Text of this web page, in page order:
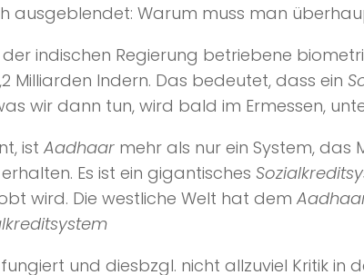
ausgeblendet: Warum muss man
indischen Regierung betriebene
Milliarden Indern. Das bedeutet, dass ein
wir dann tun, wird bald im Ermessen,
ist Aadhaar mehr als nur ein System, das
Es ist ein gigantisches
wird. Die westliche Welt hat dem
und diesbzgl. nicht allzuviel Kritik in